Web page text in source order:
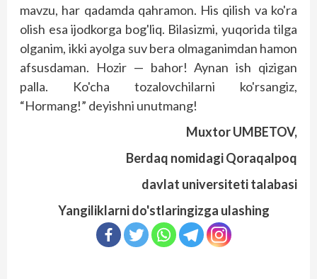
mavzu, har qadamda qahramon. His qilish va ko'ra
olish esa ijodkorga bog'liq. Bilasizmi, yuqorida tilga
olganim, ikki ayolga suv bera olmaganimdan hamon
afsusdaman. Hozir — bahor! Aynan ish qizigan
palla. Ko'cha tozalovchilarni ko'rsangiz,
“Hormang!” deyishni unutmang!
Muxtor UMBETOV,
Berdaq nomidagi Qoraqalpoq
davlat universiteti talabasi
Yangiliklarni do'stlaringizga ulashing